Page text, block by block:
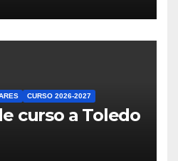
CURSO 2026-2027
curso a Toledo